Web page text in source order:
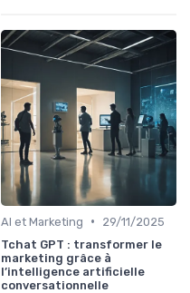
AI et Marketing •
29/11/2025
Tchat GPT : transformer le
marketing grâce à
l’intelligence artificielle
conversationnelle